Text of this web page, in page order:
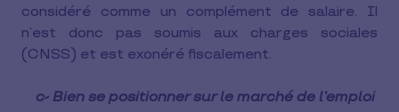
considéré comme un complément de salaire. Il
n’est donc pas soumis aux charges sociales
(CNSS) et est exonéré fiscalement.
c- Bien se positionner sur le marché de l’emploi